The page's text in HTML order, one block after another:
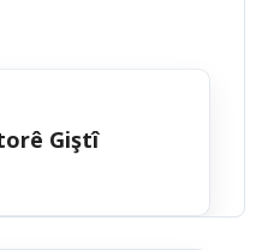
Giştî